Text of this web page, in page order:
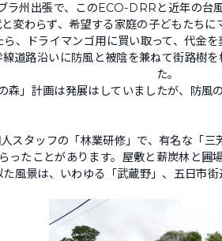
ラ州出張で、このECO-DRRと近年の台
変わらず、希望する家庭の子どもたちに
、ドライマンゴ用に買い取って、代金を
道路沿いに防風と被陰を兼ねて街路樹
た。
森」計画は発展はしていましたが、防風
スタッフの「林業研修」で、有名な「
ったことがあります。屋敷と薪炭林と圃
た風景は、いわゆる「武蔵野」、五日市街